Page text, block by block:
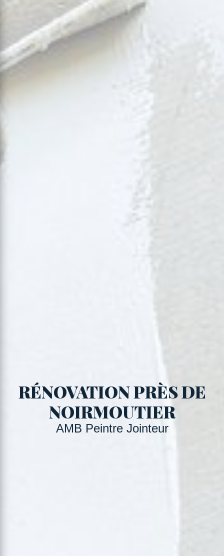
RÉNOVATION PRÈS DE
NOIRMOUTIER
AMB Peintre Jointeur